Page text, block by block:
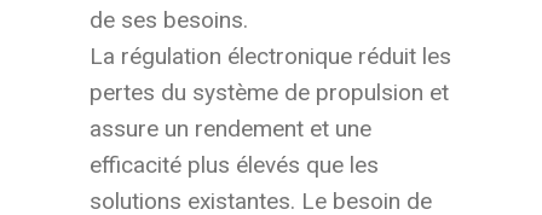
de ses besoins.
La régulation électronique réduit les
pertes du système de propulsion et
assure un rendement et une
efficacité plus élevés que les
solutions existantes. Le besoin de